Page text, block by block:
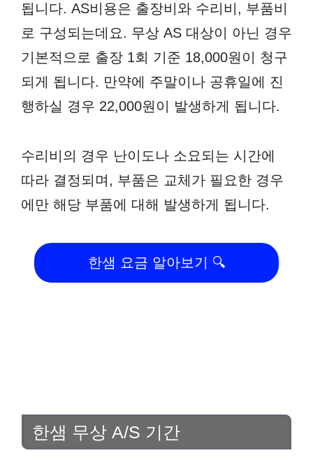
됩니다. AS비용은 출장비와 수리비, 부품비
로 구성되는데요. 무상 AS 대상이 아닌 경우
기본적으로 출장 1회 기준 18,000원이 청구
되게 됩니다. 만약에 주말이나 공휴일에 진
행하실 경우 22,000원이 발생하게 됩니다.
수리비의 경우 난이도나 소요되는 시간에
따라 결정되며, 부품은 교체가 필요한 경우
에만 해당 부품에 대해 발생하게 됩니다.
한샘 요금 알아보기 🔍
한샘 무상 A/S 기간